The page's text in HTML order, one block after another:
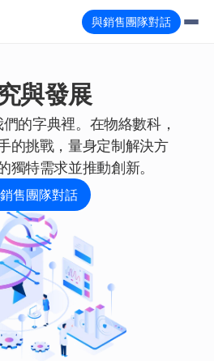
與銷售團隊對話
與發展
的字典裡。在物絡數科，
的挑戰，量身定制解決方
獨特需求並推動創新。
售團隊對話